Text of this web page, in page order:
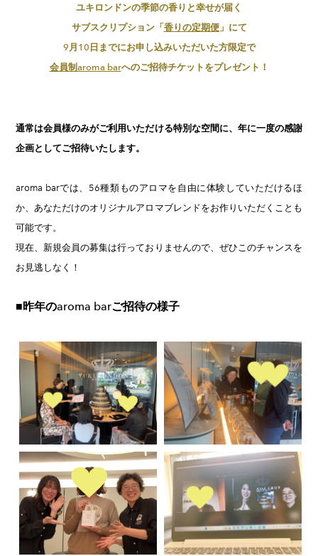
ユキロンドンの季節の香りと幸せが届く
​サブスクリプション「香りの定期便」にて
9月10日までにお申し込みいただいた方限定で
会員制aroma barへのご招待チケットをプレゼント！
通常は会員様のみがご利用いただける特別な空間に、年に一度の感謝
企画としてご招待いたします。
aroma barでは、56種類ものアロマを自由に体験していただけるほ
か、あなただけのオリジナルアロマブレンドをお作りいただくことも
可能です。
現在、新規会員の募集は行っておりませんので、ぜひこのチャンスを
お見逃しなく！
■昨年のaroma barご招待の様子